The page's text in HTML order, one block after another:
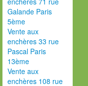
Galande Paris
5ème
Vente aux
enchères 33 rue
Pascal Paris
13ème
Vente aux
enchères 108 rue